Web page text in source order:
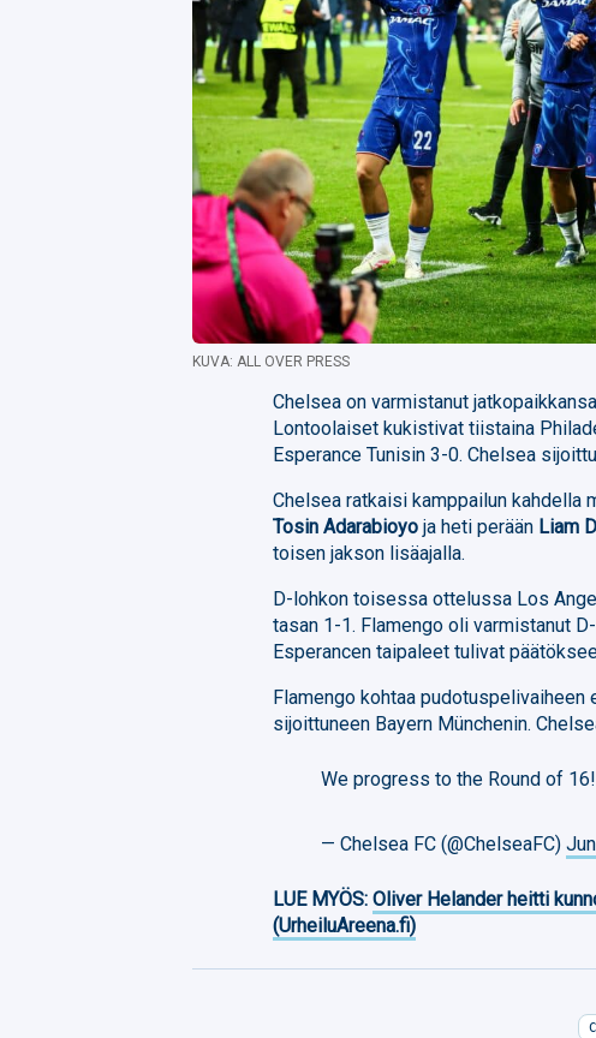
KUVA: ALL OVER PRESS
Chelsea on varmistanut
Lontoolaiset kukistivat tiistaina
Esperance Tunisin 3-0. Chelsea
Chelsea ratkaisi kamppailun kahdella
Tosin Adarabioyo ja heti perään Liam
toisen jakson lisäajalla.
D-lohkon toisessa ottelussa Los
tasan 1-1. Flamengo oli varmistanut
Esperancen taipaleet tulivat
Flamengo kohtaa
sijoittuneen Bayern Münchenin.
We progress to the Round of
— Chelsea FC (@ChelseaFC)
LUE MYÖS:Oliver Helander heitti
(UrheiluAreena.fi)